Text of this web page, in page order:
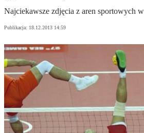
Najciekawsze zdjęcia z aren sportowych
Publikacja: 18.12.2013 14:59